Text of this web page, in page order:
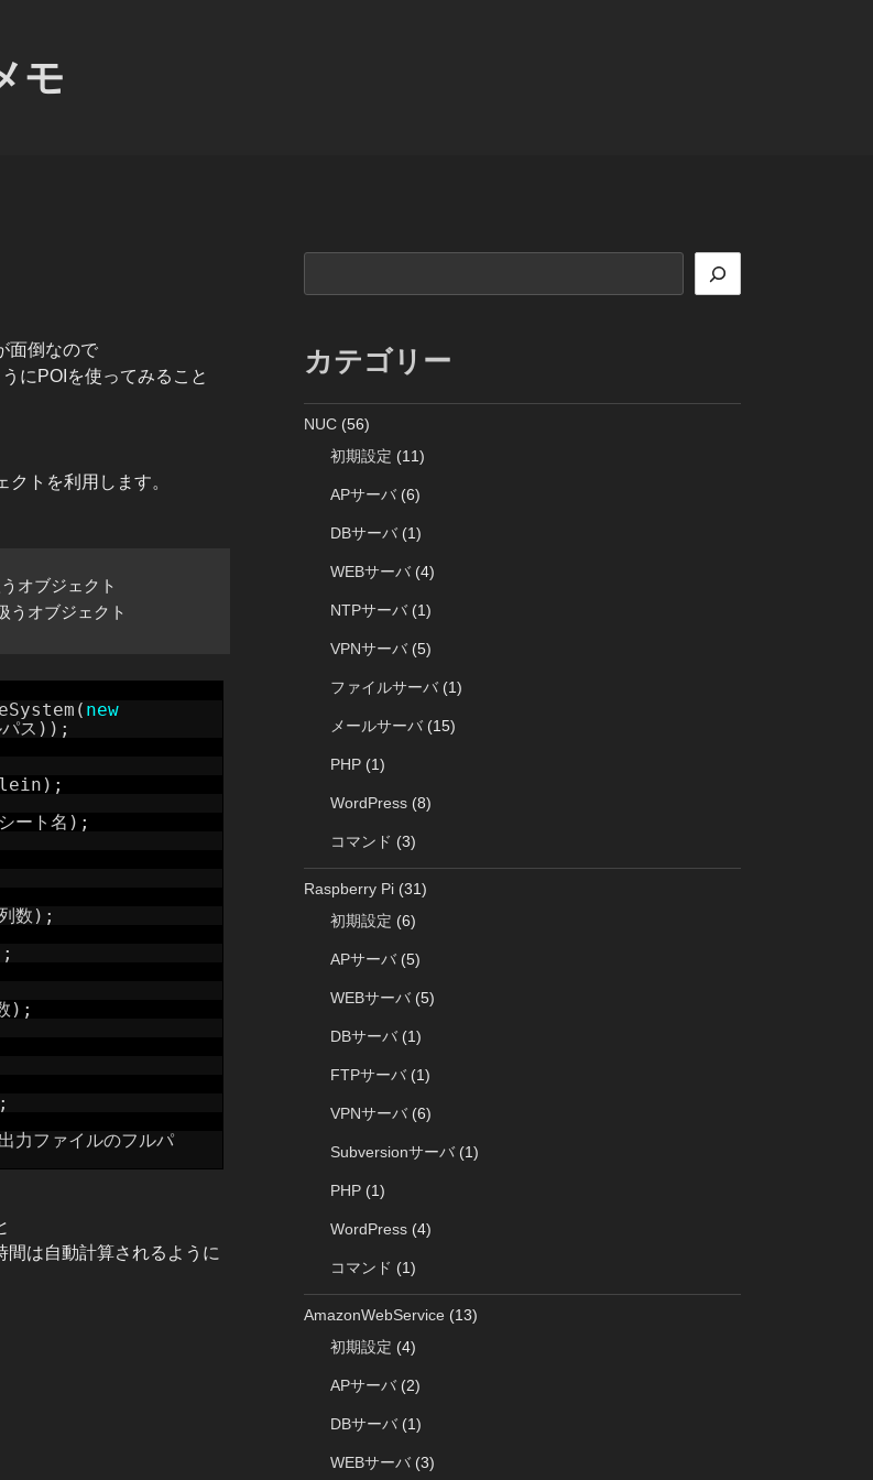
モ
面倒なので
にPOIを使ってみること
トを利用します。
オブジェクト
new
ス));
ート名);
数);
);
ファイルのフルパ
は自動計算されるように
カテゴリー
NUC(56)
初期設定 (11)
APサーバ(6)
DBサーバ(1)
WEBサーバ(4)
NTPサーバ(1)
VPNサーバ(5)
ファイルサーバ(1)
メールサーバ(15)
PHP(1)
WordPress(8)
コマンド (3)
Raspberry Pi(31)
初期設定 (6)
APサーバ(5)
WEBサーバ(5)
DBサーバ(1)
FTPサーバ(1)
VPNサーバ(6)
Subversionサーバ(1)
PHP(1)
WordPress(4)
コマンド (1)
AmazonWebService (13)
初期設定 (4)
APサーバ(2)
DBサーバ(1)
WEBサーバ(3)